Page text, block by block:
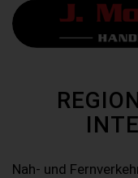
Nah- und